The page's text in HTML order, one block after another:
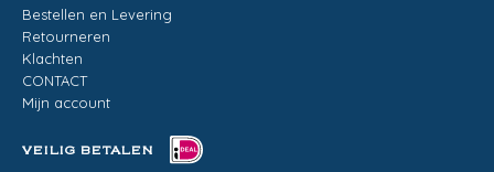
Bestellen en Levering
Retourneren
Klachten
CONTACT
Mijn account
VEILIG BETALEN